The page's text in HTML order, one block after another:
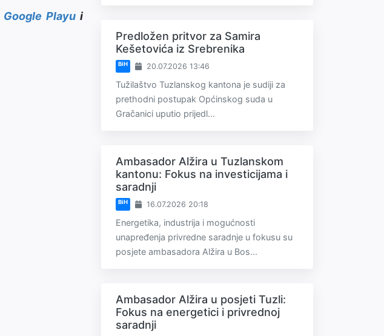
Google Playui
Predložen pritvor za Samira
Kešetovića iz Srebrenika
BiH 20.07.2026 13:46
Tužilaštvo Tuzlanskog kantona je sudiji za
prethodni postupak Općinskog suda u
Gračanici uputio prijedl...
Ambasador Alžira u Tuzlanskom
kantonu: Fokus na investicijama i
saradnji
BiH 16.07.2026 20:18
Energetika, industrija i mogućnosti
unapređenja privredne saradnje u fokusu su
posjete ambasadora Alžira u Bos...
Ambasador Alžira u posjeti Tuzli:
Fokus na energetici i privrednoj
saradnji